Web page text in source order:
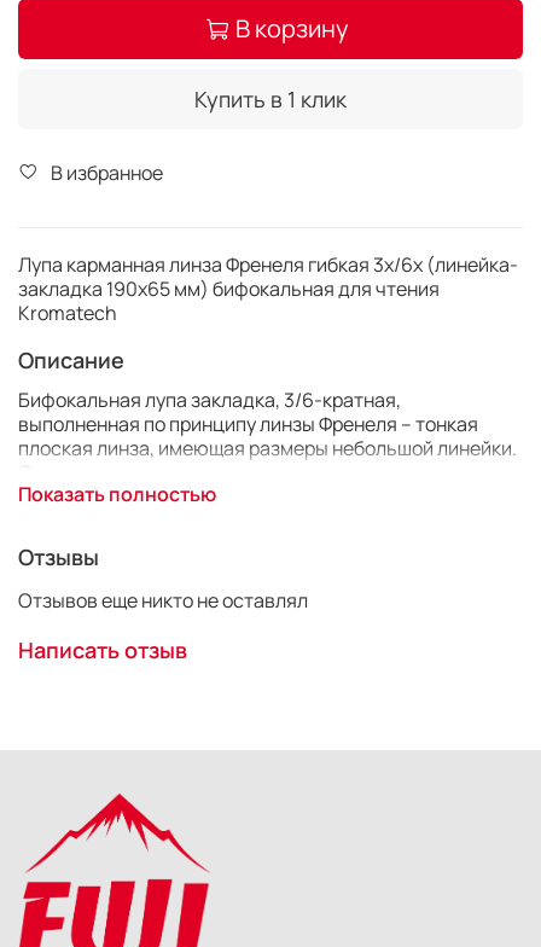
В корзину
Купить в 1 клик
В избранное
Лупа карманная линза Френеля гибкая 3х/6х (линейка-
закладка 190х65 мм) бифокальная для чтения
Kromatech
Описание
Бифокальная лупа закладка, 3/6-кратная,
выполненная по принципу линзы Френеля – тонкая
плоская линза, имеющая размеры небольшой линейки.
вашей сумочке или пиджаке.
пригодится любому: прочитать мелкий шрифт в книге,
на этикетке или упаковке товара в магазине, на чеках,
увидеть занозу у ребенка или мелкие дефекты
(царапины, повреждения) на каком-нибудь предмете и
т.д.
Главная особенность таких линз – это равномерное
пригодится для рукоделия.
Имеет шкалу-линейку (сантиметры, дюймы).
Лупа всегда может быть с вами, благодаря своему
супер-тонкому размеру она практически не займет
места в вашем кармане или сумке.
Представляет собой тонкий лист пластика,
выполненный в форме линзы Френеля.
Показать полностью
Отзывы
Отзывов еще никто не оставлял
Написать отзыв